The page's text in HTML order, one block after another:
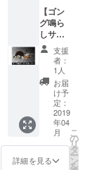
各店) ​・
ローソ
ンチ
ケット​
（Ｌ
コード:
32284
）ロー
ソン各
店） 前
■SRS
10,000
ンフ
いてる
方が対
象にな
ります)
ご購入
は、 発
売所 ​・
e+
（イー
プラ
ス）​
（パソ
コン＆
携帯か
ら
所は
2019/04
/20 新宿
FACE！
エキシ
ビショ
ンは19
時30分
ごろを
予定し
ており
ます (チ
ケット
を購入
【ゴン
グ鳴ら
しサ
ポー
ター】
・エキ
シビ
ジョン
マッチ
のゴン
グを鳴
らせる
権利 ・
ゴング
支援
者：
1人
お届
け予
定：
2019
年04
月
詳細を見る
こ
の
リ
タ
ー
ン
を